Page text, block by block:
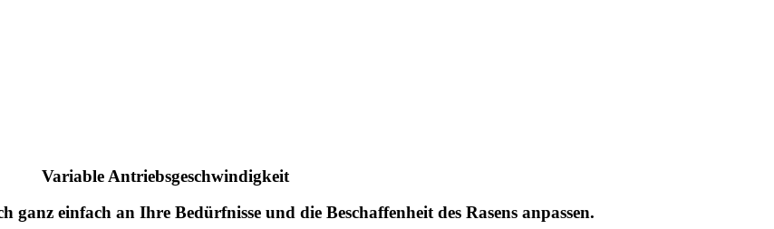
Variable Antriebsgeschwindigkeit
ganz einfach an Ihre Bedürfnisse und die Beschaffenheit des Rasens anpassen.